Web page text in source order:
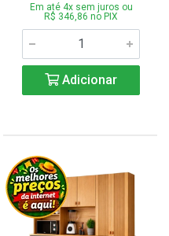
Em até 4x sem juros ou
R$ 346,86 no PIX
Adicionar